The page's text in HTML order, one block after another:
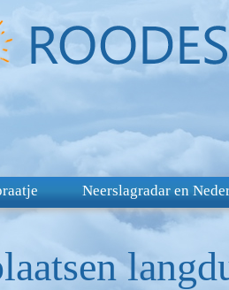
Neerslagradar en